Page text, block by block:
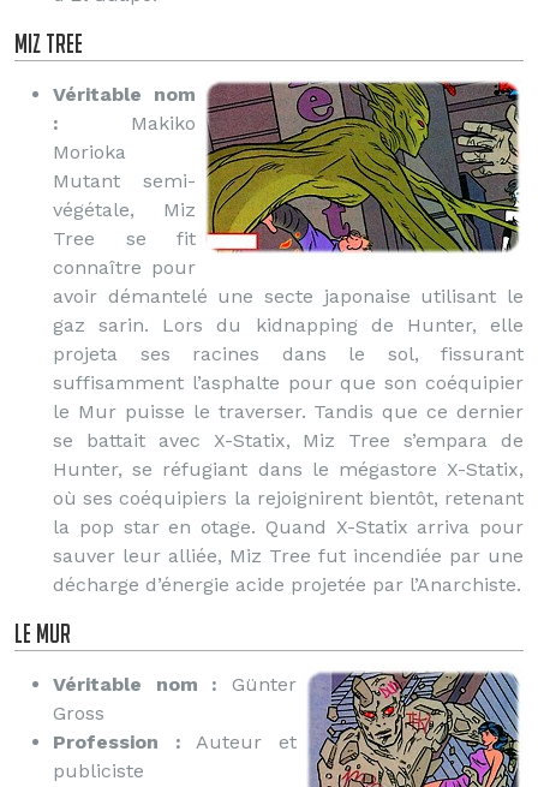
Miz Tree
Véritable nom
: Makiko
Morioka
Mutant semi-
végétale, Miz
Tree se fit
connaître pour
avoir démantelé une secte japonaise utilisant le
gaz sarin. Lors du kidnapping de Hunter, elle
projeta ses racines dans le sol, fissurant
suffisamment l’asphalte pour que son coéquipier
le Mur puisse le traverser. Tandis que ce dernier
se battait avec X-Statix, Miz Tree s’empara de
Hunter, se réfugiant dans le mégastore X-Statix,
où ses coéquipiers la rejoignirent bientôt, retenant
la pop star en otage. Quand X-Statix arriva pour
sauver leur alliée, Miz Tree fut incendiée par une
décharge d’énergie acide projetée par l’Anarchiste.
Le Mur
Véritable nom : Günter
Gross
Profession : Auteur et
publiciste